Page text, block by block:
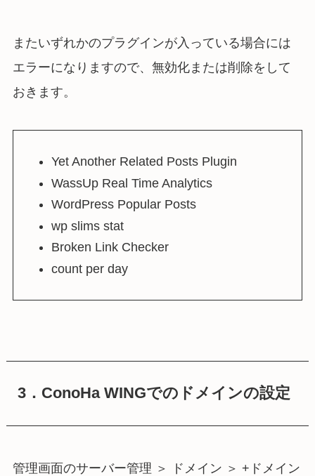
またいずれかのプラグインが入っている場合には
エラーになりますので、無効化または削除をして
おきます。
Yet Another Related Posts Plugin
WassUp Real Time Analytics
WordPress Popular Posts
wp slims stat
Broken Link Checker
count per day
3．ConoHa WINGでのドメインの設定
管理画面のサーバー管理 ＞ ドメイン ＞ +ドメイン